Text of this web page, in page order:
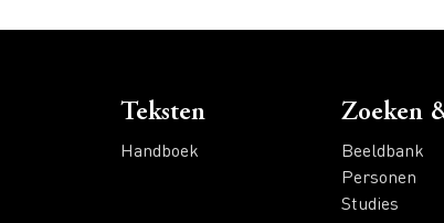
Voet
Teksten
Handboek
Zoeken
Beeldbank
Personen
Studies